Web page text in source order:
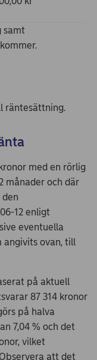
samt
räntesättning.
med en rörlig
månader och där
12 enligt
eventuella
angivits ovan, till
på aktuell
87 314 kronor
på halva
7,04 % och det
vilket
att det